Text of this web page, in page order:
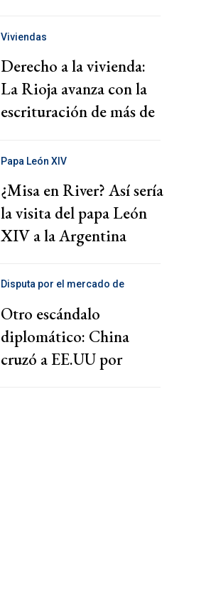
Viviendas
Derecho a la vivienda:
La Rioja avanza con la
escrituración de más de
Papa León XIV
¿Misa en River? Así sería
la visita del papa León
XIV a la Argentina
Disputa por el mercado de
Otro escándalo
diplomático: China
cruzó a EE.UU por